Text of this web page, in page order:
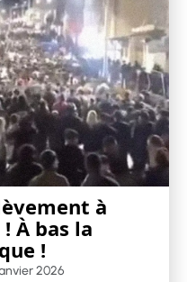
à
À bas la
!
2026